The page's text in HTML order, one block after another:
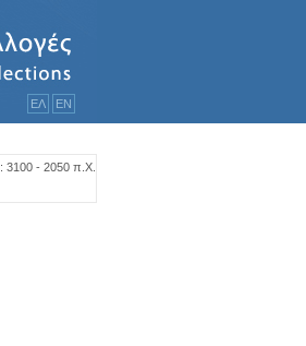
ΕΛ ΕΝ
: 3100 - 2050 π.Χ.